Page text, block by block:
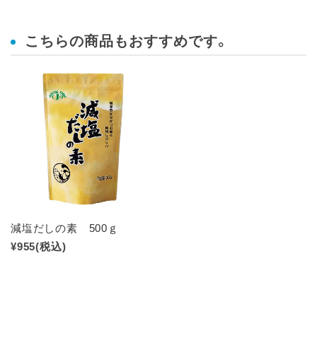
こちらの商品もおすすめです。
減塩だしの素 500ｇ
¥955(税込)